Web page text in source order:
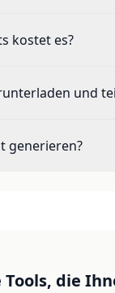
Dauer ist je
kostet es?
den exakten
und
oder
generieren?
die